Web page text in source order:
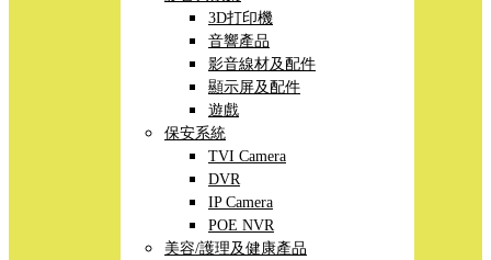
3D打印機
音響產品
影音線材及配件
顯示屏及配件
遊戲
保安系統
TVI Camera
DVR
IP Camera
POE NVR
美容/護理及健康產品